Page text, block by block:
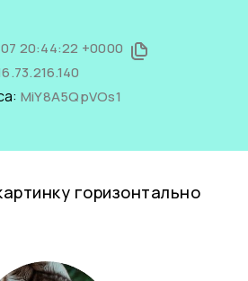
20:44:22 +0000
MiY8A5QpVOs1
горизонтально